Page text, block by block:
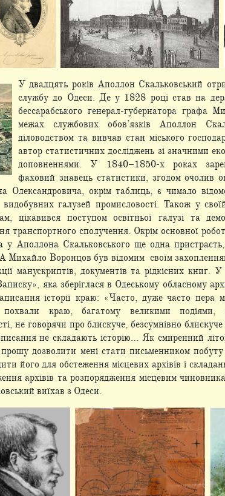
У двадцять років Аполлон Скальковський
службу до Одеси. Де у 1828 році став на
бессарабського генерал-губернатораграфа
межах службових обов’язків Аполлон
діловодством та вивчав стан міського
автор статистичних досліджень зі значними
доповненнями. У 1840–1850-х роках
фаховий знавець статистики, згодом очолив
Олександровича, окрім таблиць, є чимало
видобувних галузей промисловості. Також у
цікавився поступом освітньої галузі та
транспортного сполучення. Окрім основної
у Аполлона Скальковського ще одна
Михайло Воронцов був відомим своїм
манускриптів, документів та рідкісних
яка зберіглася в Одеському обласному
історії краю: «Часто, дуже часто пера
краю, багатому великими подіями,
не говорячи про блискуче, безсумнівно
не складають історію… Як смиренний
дозволити мені стати письменником
його для обстеження місцевих архівів і
архівів та розпорядження місцевим
виїхав з Одеси.